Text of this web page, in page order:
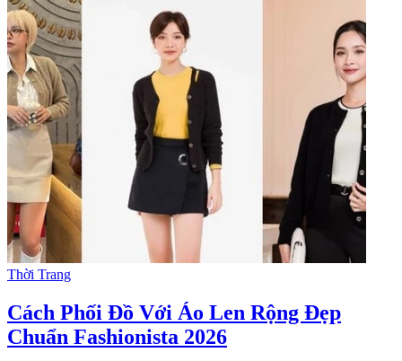
Thời Trang
Cách Phối Đồ Với Áo Len Rộng Đẹp
Chuẩn Fashionista 2026